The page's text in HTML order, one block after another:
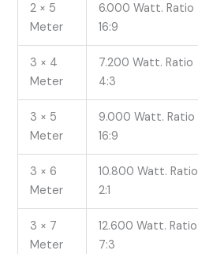
2 × 5
Meter
6.000 Watt. Ratio
16:9
3 × 4
Meter
7.200 Watt. Ratio
4:3
3 × 5
Meter
9.000 Watt. Ratio
16:9
3 × 6
Meter
10.800 Watt. Ratio
2:1
3 × 7
Meter
12.600 Watt. Ratio
7:3